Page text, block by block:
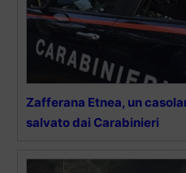
Zafferana Etnea, un
salvato dai Carabinieri